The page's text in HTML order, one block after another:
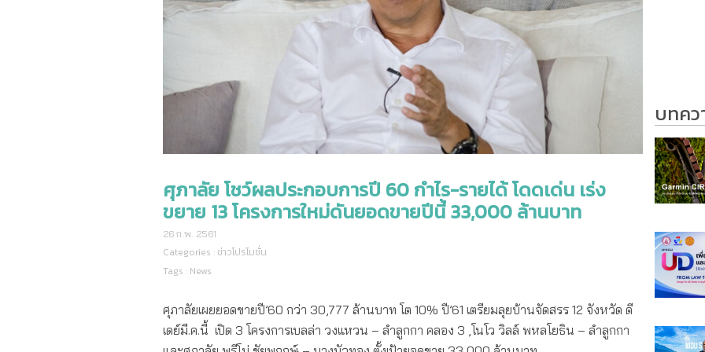
ศุภาลัย โชว์ผลประกอบการปี 60 กำไร-รายได้ โดดเด่น เร่ง
ขยาย 13 โครงการใหม่ดันยอดขายปีนี้ 33,000 ล้านบาท
26 ก.พ. 2561
Categories : ข่าวโปรโมชั่น
Tags : News
ศุภาลัยเผยยอดขายปี’60 กว่า 30,777 ล้านบาท โต 10% ปี’61 เตรียมลุยบ้านจัดสรร 12 จังหวัด ดี
เดย์มี.ค.นี้ เปิด 3 โครงการเบลล่า วงแหวน – ลำลูกกา คลอง 3 ,โนโว วิลล์ พหลโยธิน – ลำลูกกา
บทคว